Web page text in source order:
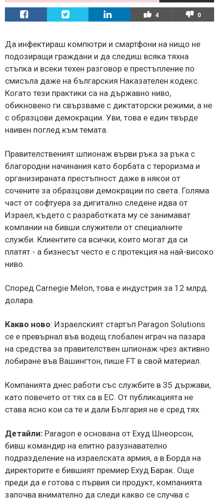
4 0
Да инфектираш компютри и смартфони на нищо не
подозиращи граждани и да следиш всяка тяхна
стъпка и всеки техен разговор е престъпление по
смисъла даже на българския Наказателен кодекс.
Когато тези практики са на държавно ниво,
обикновено ги свързваме с диктаторски режими, а не
с образцови демокрации. Уви, това е един твърде
наивен поглед към темата.
Правителственият шпионаж върви ръка за ръка с
благородни начинания като борбата с тероризма и
организираната престъпност даже в някои от
сочените за образцови демокрации по света. Голяма
част от софтуера за дигитално следене идва от
Израел, където с разработката му се занимават
компании на бивши служители от специалните
служби. Клиентите са всички, които могат да си
платят - а бизнесът често е с протекция на най-високо
ниво.
Според Carnegie Melon, това е индустрия за 12 млрд.
долара.
Какво ново: Израелският стартъп Paragon Solutions
се е превърнал във водещ глобален играч на пазара
на средства за правителствен шпионаж чрез активно
лобиране във Вашингтон, пише FT в свой материал.
Компанията днес работи със службите в 35 държави,
като повечето от тях са в ЕС. От публикацията не
става ясно кои са те и дали България не е сред тях.
Детайли: Paragon е основана от Ехуд Шнеорсон,
бивш командир на елитно разузнавателно
подразделение на израелската армия, а в Борда на
директорите е бившият премиер Ехуд Барак. Още
преди да е готова с първия си продукт, компанията
започва внимателно да следи какво се случва с